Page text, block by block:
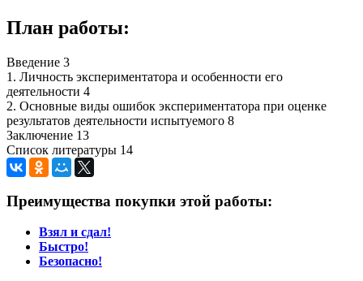
План работы:
Введение 3
1. Личность экспериментатора и особенности его
деятельности 4
2. Основные виды ошибок экспериментатора при оценке
результатов деятельности испытуемого 8
Заключение 13
Список литературы 14
Преимущества покупки этой работы:
Взял и сдал!
Быстро!
Безопасно!